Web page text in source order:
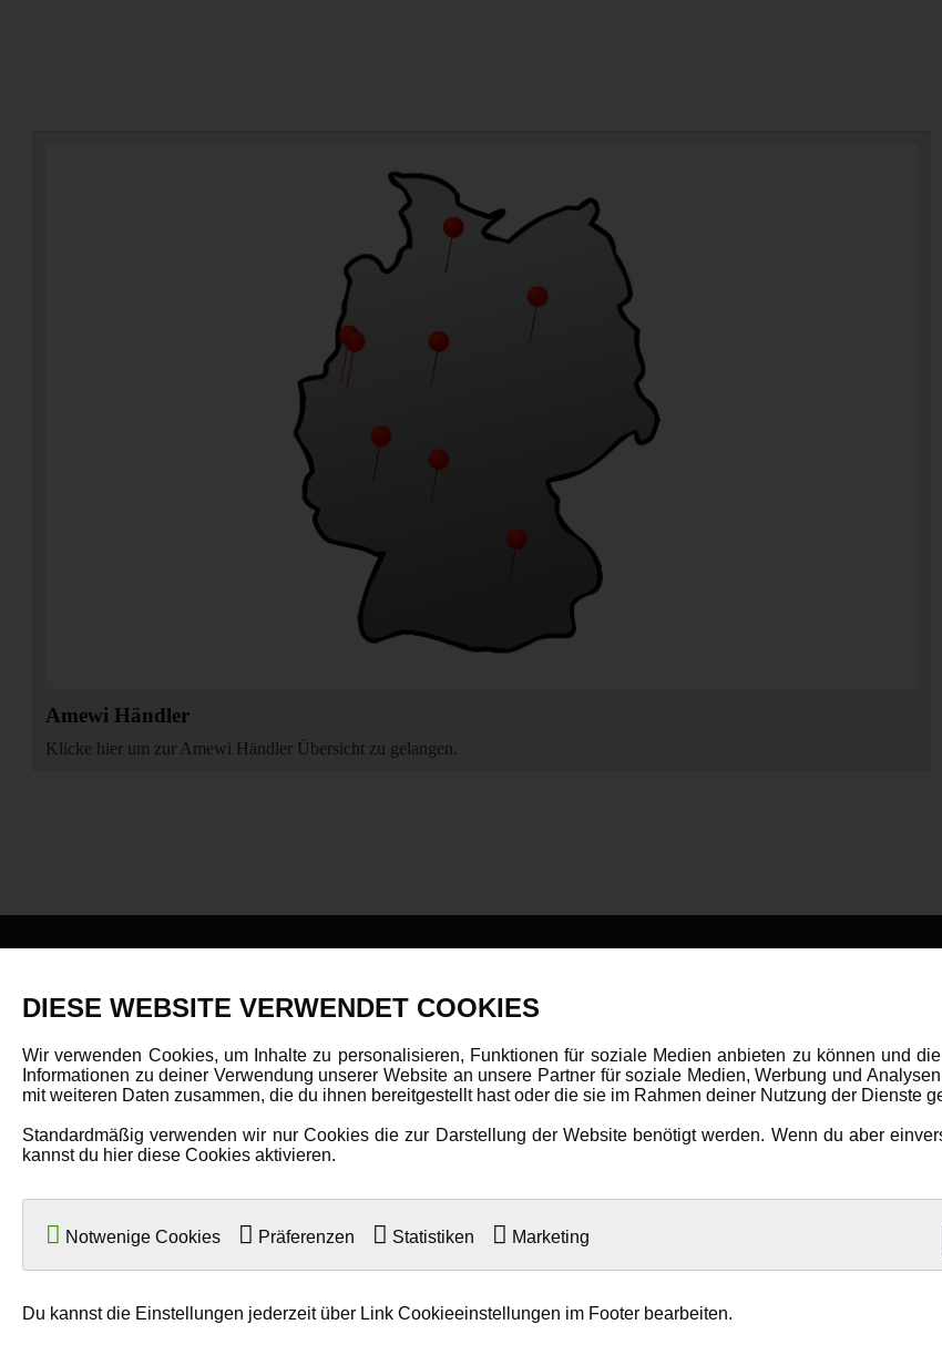
Amewi Händler
Klicke hier um zur Amewi Händler Übersicht zu gelangen.
Helikopter Collective Pitch, Fixed Pitch
Multikopter in verschiedenen Ausführungen
Flugzeuge für alle Anforderungen
Spielzeug für Kinder
Cookie Einstellungen
LANGUAGE
Über uns
Karriere
Amewi
DIESE WEBSITE VERWENDET COOKIES
Wir verwenden Cookies, um Inhalte zu personalisieren, Funktionen für soziale Medien anbieten zu können und
Informationen zu deiner Verwendung unserer Website an unsere Partner für soziale Medien, Werbung und
mit weiteren Daten zusammen, die du ihnen bereitgestellt hast oder die sie im Rahmen deiner Nutzung der Dienste
Standardmäßig verwenden wir nur Cookies die zur Darstellung der Website benötigt werden. Wenn du aber
kannst du hier diese Cookies aktivieren.
Notwenige Cookies Präferenzen Statistiken Marketing
Du kannst die Einstellungen jederzeit über Link Cookieeinstellungen im Footer bearbeiten.